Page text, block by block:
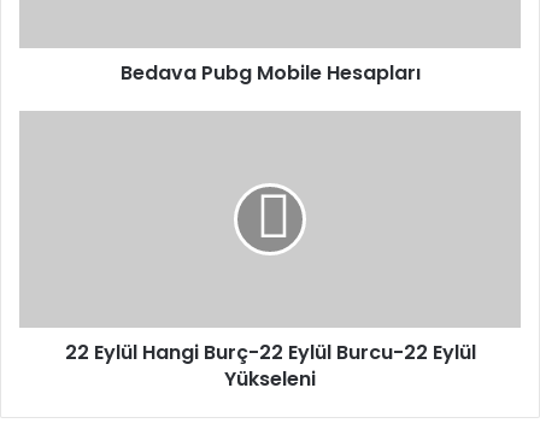
Bedava Pubg Mobile Hesapları
Yükseleni
22 Eylül Hangi Burç-22 Eylül Burcu-22 Eylül
Yükseleni